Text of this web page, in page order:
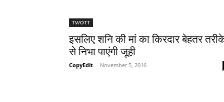
TV/OTT
इसलिए शनि की मां का किरदार बेहतर
से निभा पाएंगी जूही
CopyEdit - November 5, 2016